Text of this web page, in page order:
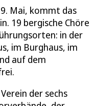
Mai, kommt das
19 bergische Chöre
in der
im Burghaus, im
auf dem
der sechs